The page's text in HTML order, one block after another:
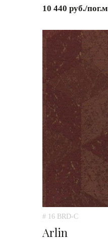
10 440 руб./пог.м
# 16 BRD-C
Arlin